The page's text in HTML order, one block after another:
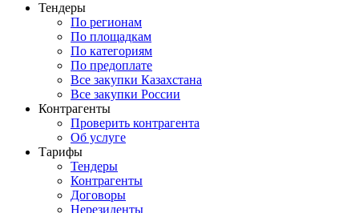
Тендеры
По регионам
По площадкам
По категориям
По предоплате
Все закупки Казахстана
Все закупки России
Контрагенты
Проверить контрагента
Об услуге
Тарифы
Тендеры
Контрагенты
Договоры
Нерезиденты